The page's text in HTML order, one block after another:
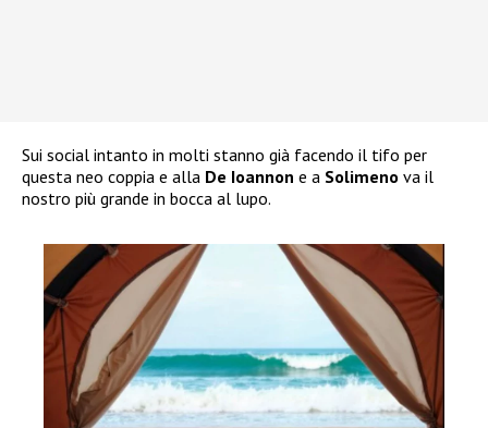
Sui social intanto in molti stanno già facendo il tifo per
questa neo coppia e alla De Ioannon e a Solimeno va il
nostro più grande in bocca al lupo.